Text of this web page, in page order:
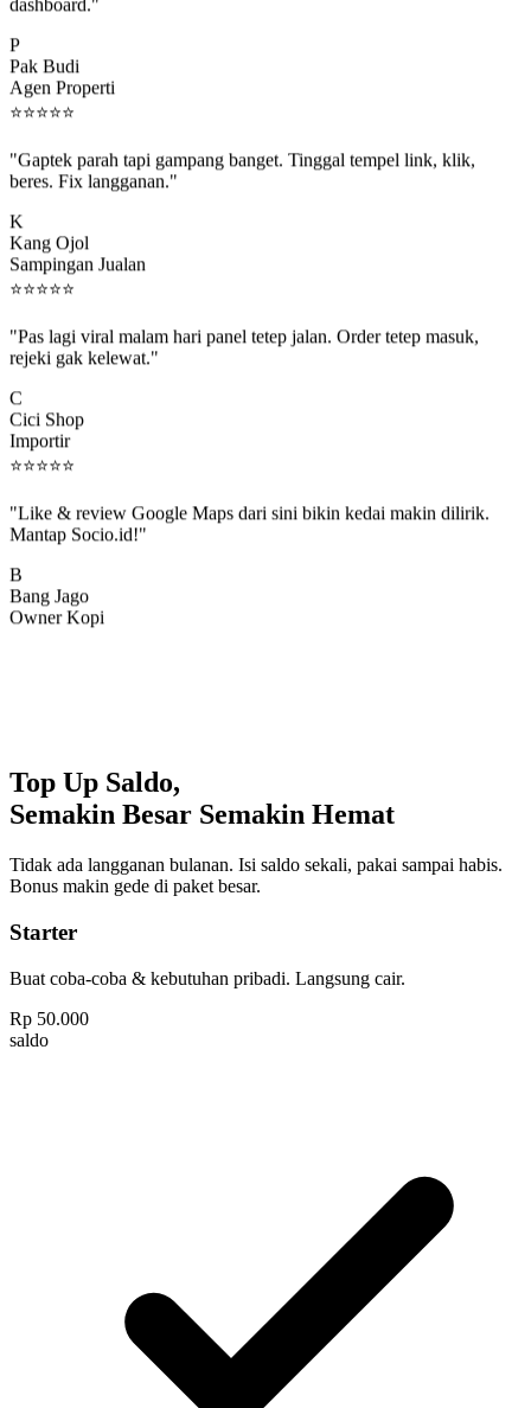
Pak Budi
Agen Properti
⭐⭐⭐⭐⭐
beres. Fix langganan."
Kang Ojol
Sampingan Jualan
⭐⭐⭐⭐⭐
rejeki gak kelewat."
Cici Shop
Importir
⭐⭐⭐⭐⭐
Mantap Socio.id!"
Bang Jago
Owner Kopi
Top Up Saldo,
Semakin Besar Semakin Hemat
Tidak ada langganan bulanan. Isi saldo sekali, pakai sampai habis.
Bonus makin gede di paket besar.
Starter
Buat coba-coba & kebutuhan pribadi. Langsung cair.
Rp 50.000
saldo